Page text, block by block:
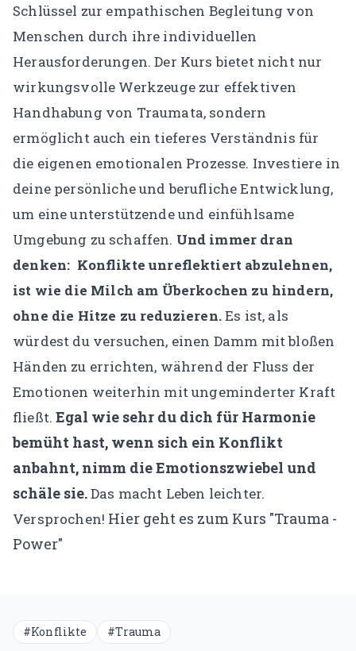
Schlüssel zur empathischen Begleitung von
Menschen durch ihre individuellen
Herausforderungen. Der Kurs bietet nicht nur
wirkungsvolle Werkzeuge zur effektiven
Handhabung von Traumata, sondern
ermöglicht auch ein tieferes Verständnis für
die eigenen emotionalen Prozesse. Investiere in
deine persönliche und berufliche Entwicklung,
um eine unterstützende und einfühlsame
Umgebung zu schaffen. Und immer dran
denken: Konflikte unreflektiert abzulehnen,
ist wie die Milch am Überkochen zu hindern,
ohne die Hitze zu reduzieren.Es ist, als
würdest du versuchen, einen Damm mit bloßen
Händen zu errichten, während der Fluss der
Emotionen weiterhin mit ungeminderter Kraft
fließt.Egal wie sehr du dich für Harmonie
bemüht hast, wenn sich ein Konflikt
anbahnt, nimm die Emotionszwiebel und
schäle sie.Das macht Leben leichter.
Versprochen! Hier geht es zum Kurs "Trauma -
Power"
#Konflikte #Trauma